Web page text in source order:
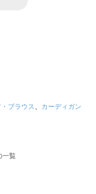
ブラウス
カーディガン
一覧
ス）の一覧